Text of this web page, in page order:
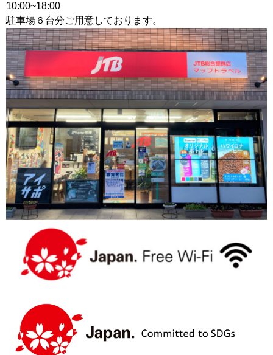
10:00~18:00
駐車場６台分ご用意しております。